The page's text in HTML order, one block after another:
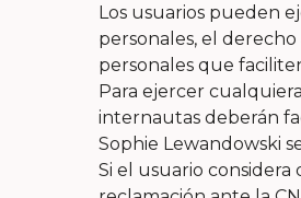
Los usuarios pueden
personales, el
personales que
Para ejercer
internautas deberán
Sophie Lewandowski
Si el usuario